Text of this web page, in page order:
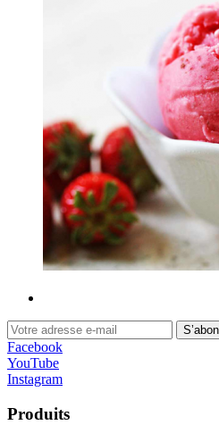
Facebook
YouTube
Instagram
Produits